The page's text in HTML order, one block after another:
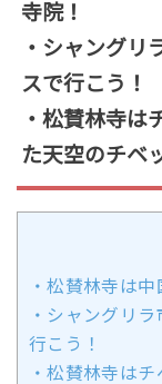
寺院！
・シャングリ
スで行こう！
・松賛林寺は
た天空のチベ
・松賛林寺は
・シャングリ
行こう！
・松賛林寺は